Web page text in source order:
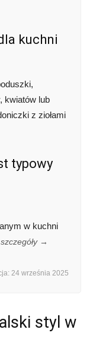
kuchni
kwiatów lub
z ziołami
typowy
w kuchni
→
24 września 2025
styl w